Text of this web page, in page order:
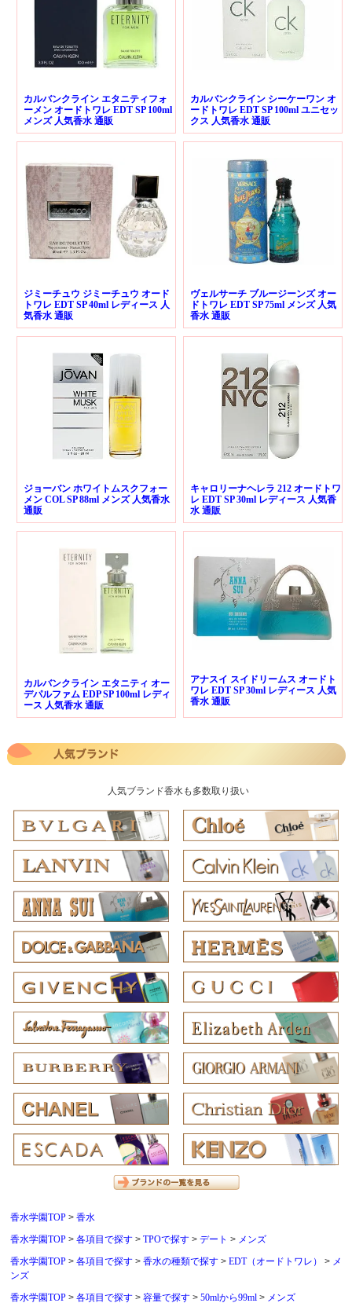
カルバンクライン エタニティフォ
ーメン オードトワレ EDT SP 100ml
メンズ 人気香水 通販
カルバンクライン シーケーワン オ
ードトワレ EDT SP 100ml ユニセッ
クス 人気香水 通販
ジミーチュウ ジミーチュウ オード
トワレ EDT SP 40ml レディース 人
気香水 通販
ヴェルサーチ ブルージーンズ オー
ドトワレ EDT SP 75ml メンズ 人気
香水 通販
ジョーバン ホワイトムスクフォー
メン COL SP 88ml メンズ 人気香水
通販
キャロリーナヘレラ 212 オードトワ
レ EDT SP 30ml レディース 人気香
水 通販
カルバンクライン エタニティ オー
デパルファム EDP SP 100ml レディ
ース 人気香水 通販
アナスイ スイドリームス オードト
ワレ EDT SP 30ml レディース 人気
香水 通販
人気ブランド香水も多数取り扱い
香水学園TOP
香水
香水学園TOP
各項目で探す TPOで探す デート
メンズ
香水学園TOP
各項目で探す 香水の種類で探す EDT（オードトワレ）
メ
ンズ
香水学園TOP
各項目で探す 容量で探す 50mlから99ml
メンズ